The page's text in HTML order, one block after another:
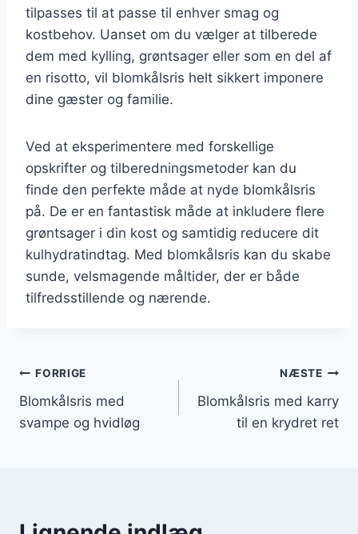
tilpasses til at passe til enhver smag og
kostbehov. Uanset om du vælger at tilberede
dem med kylling, grøntsager eller som en del af
en risotto, vil blomkålsris helt sikkert imponere
dine gæster og familie.
Ved at eksperimentere med forskellige
opskrifter og tilberedningsmetoder kan du
finde den perfekte måde at nyde blomkålsris
på. De er en fantastisk måde at inkludere flere
grøntsager i din kost og samtidig reducere dit
kulhydratindtag. Med blomkålsris kan du skabe
sunde, velsmagende måltider, der er både
tilfredsstillende og nærende.
Indlægsnavigation
FORRIGE
Blomkålsris med
svampe og hvidløg
NÆSTE
Blomkålsris med karry
til en krydret ret